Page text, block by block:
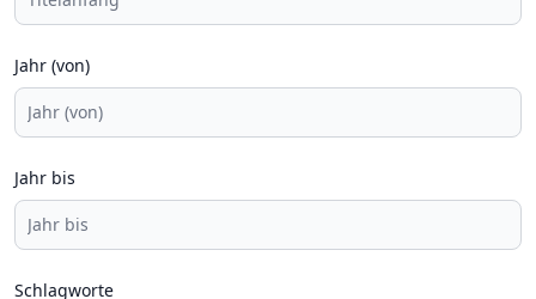
Jahr (von)
Jahr bis
Schlagworte